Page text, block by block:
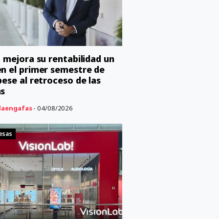
mejora su rentabilidad un
el primer semestre de
al retroceso de las
- 04/08/2026